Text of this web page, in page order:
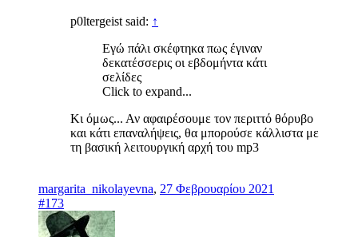
p0ltergeist said: ↑
Εγώ πάλι σκέφτηκα πως έγιναν
δεκατέσσερις οι εβδομήντα κάτι
σελίδες
Click to expand...
Κι όμως... Αν αφαιρέσουμε τον περιττό θόρυβο
και κάτι επαναλήψεις, θα μπορούσε κάλλιστα με
τη βασική λειτουργική αρχή του mp3
margarita_nikolayevna, 27 Φεβρουαρίου 2021
#173